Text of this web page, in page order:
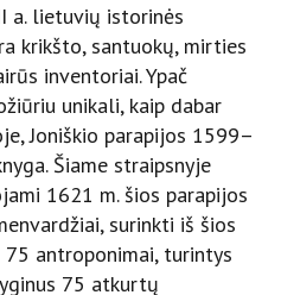
a. lietuvių istorinės
krikšto, santuokų, mirties
inventoriai. Ypač
unikali, kaip dabar
Joniškio parapijos 1599–
Šiame straipsnyje
1621 m. šios parapijos
surinkti iš šios
antroponimai, turintys
75 atkurtų